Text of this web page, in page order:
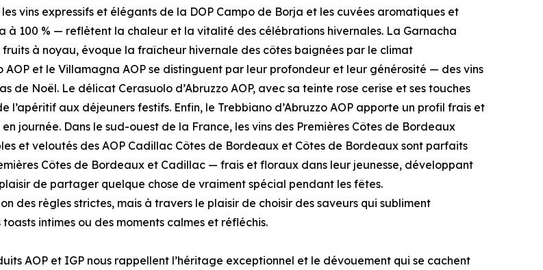
vins expressifs et élégants de la DOP Campo de Borja et les cuvées aromatiques et
à 100 % — reflètent la chaleur et la vitalité des célébrations hivernales. La Garnacha
à noyau, évoque la fraîcheur hivernale des côtes baignées par le climat
AOP et le Villamagna AOP se distinguent par leur profondeur et leur générosité — des vins
Noël. Le délicat Cerasuolo d’Abruzzo AOP, avec sa teinte rose cerise et ses touches
aux déjeuners festifs. Enfin, le Trebbiano d’Abruzzo AOP apporte un profil frais et
journée. Dans le sud-ouest de la France, les vins des Premières Côtes de Bordeaux
et veloutés des AOP Cadillac Côtes de Bordeaux et Côtes de Bordeaux sont parfaits
Côtes de Bordeaux et Cadillac — frais et floraux dans leur jeunesse, développant
de partager quelque chose de vraiment spécial pendant les fêtes.
des règles strictes, mais à travers le plaisir de choisir des saveurs qui subliment
intimes ou des moments calmes et réfléchis.
AOP et IGP nous rappellent l’héritage exceptionnel et le dévouement qui se cachent